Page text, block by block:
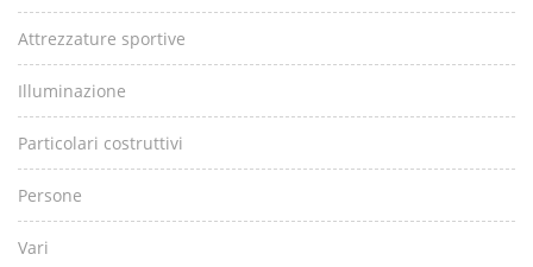
Attrezzature sportive
Illuminazione
Particolari costruttivi
Persone
Vari